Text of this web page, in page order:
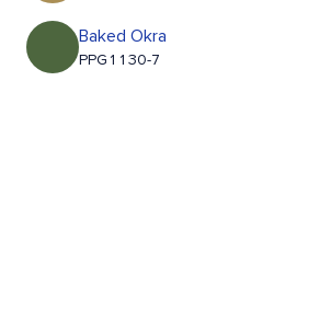
Baked Okra
PPG1130-7